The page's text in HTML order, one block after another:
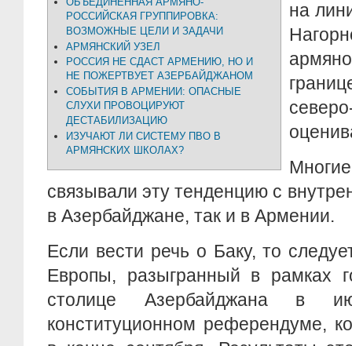
РОССИЙСКАЯ ГРУППИРОВКА:
ВОЗМОЖНЫЕ ЦЕЛИ И ЗАДАЧИ
АРМЯНСКИЙ УЗЕЛ
РОССИЯ НЕ СДАСТ АРМЕНИЮ, НО И
НЕ ПОЖЕРТВУЕТ АЗЕРБАЙДЖАНОМ
СОБЫТИЯ В АРМЕНИИ: ОПАСНЫЕ
СЛУХИ ПРОВОЦИРУЮТ
ДЕСТАБИЛИЗАЦИЮ
ИЗУЧАЮТ ЛИ СИСТЕМУ ПВО В
АРМЯНСКИХ ШКОЛАХ?
на
связывали эту тенденцию с
в Азербайджане, так и в Армении.
Если вести речь о Баку, то
Европы, разыгранный в рамках
столице Азербайджана
конституционном референдуме,